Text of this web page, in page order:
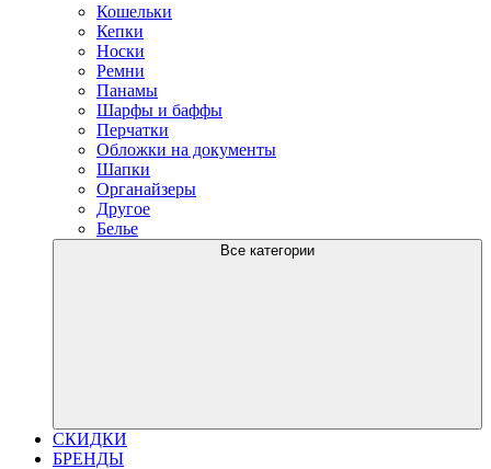
Кошельки
Кепки
Носки
Ремни
Панамы
Шарфы и баффы
Перчатки
Обложки на документы
Шапки
Органайзеры
Другое
Белье
Все категории
СКИДКИ
БРЕНДЫ